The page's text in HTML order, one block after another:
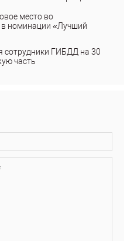
место во
в номинации «Лучший
сотрудники ГИБДД на 30
часть